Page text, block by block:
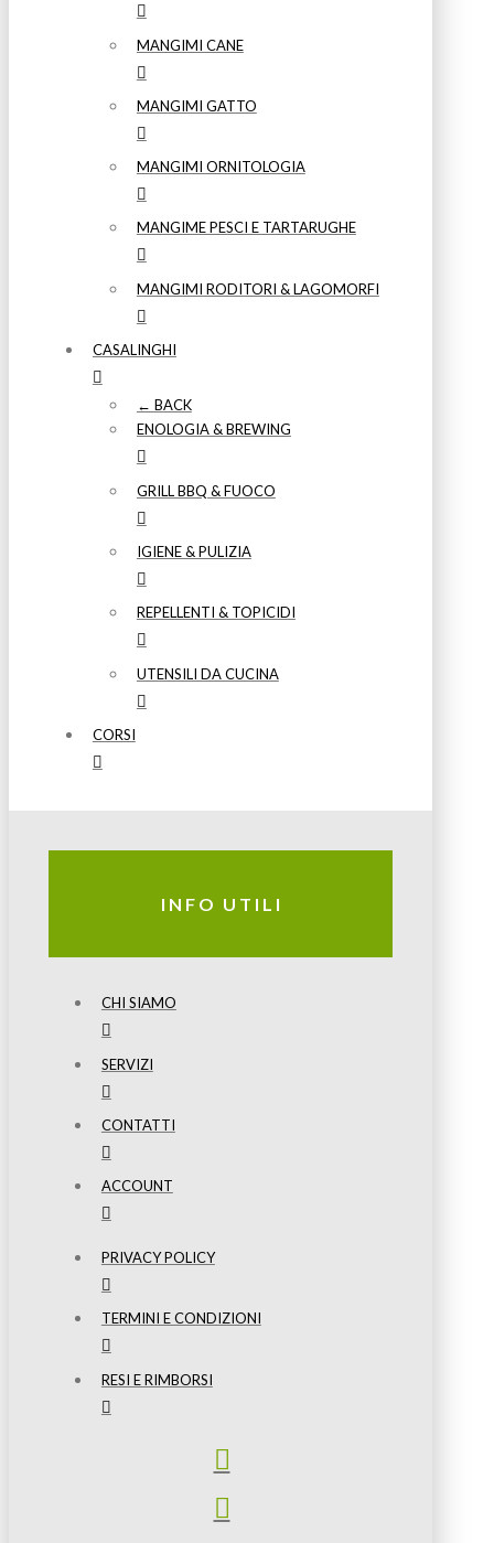
MANGIMI CANE
MANGIMI GATTO
MANGIMI ORNITOLOGIA
MANGIME PESCI E TARTARUGHE
MANGIMI RODITORI & LAGOMORFI
CASALINGHI
← BACK
ENOLOGIA & BREWING
GRILL BBQ & FUOCO
IGIENE & PULIZIA
REPELLENTI & TOPICIDI
UTENSILI DA CUCINA
CORSI
INFO UTILI
CHI SIAMO
SERVIZI
CONTATTI
ACCOUNT
PRIVACY POLICY
TERMINI E CONDIZIONI
RESI E RIMBORSI